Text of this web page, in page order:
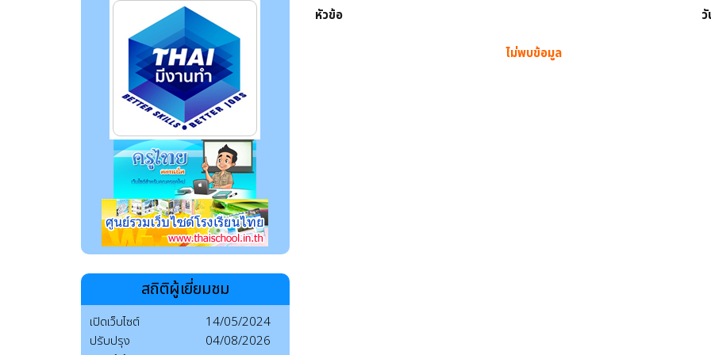
สถิติผู้เยี่ยมชม
เปิดเว็บไซต์
14/05/2024
ปรับปรุง
04/08/2026
หัวข้อ
ไม่พบข้อมูล